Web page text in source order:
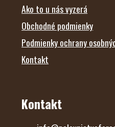
Ako to u nás vyzerá
Obchodné podmienky
Podmienky ochrany
Kontakt
Kontakt